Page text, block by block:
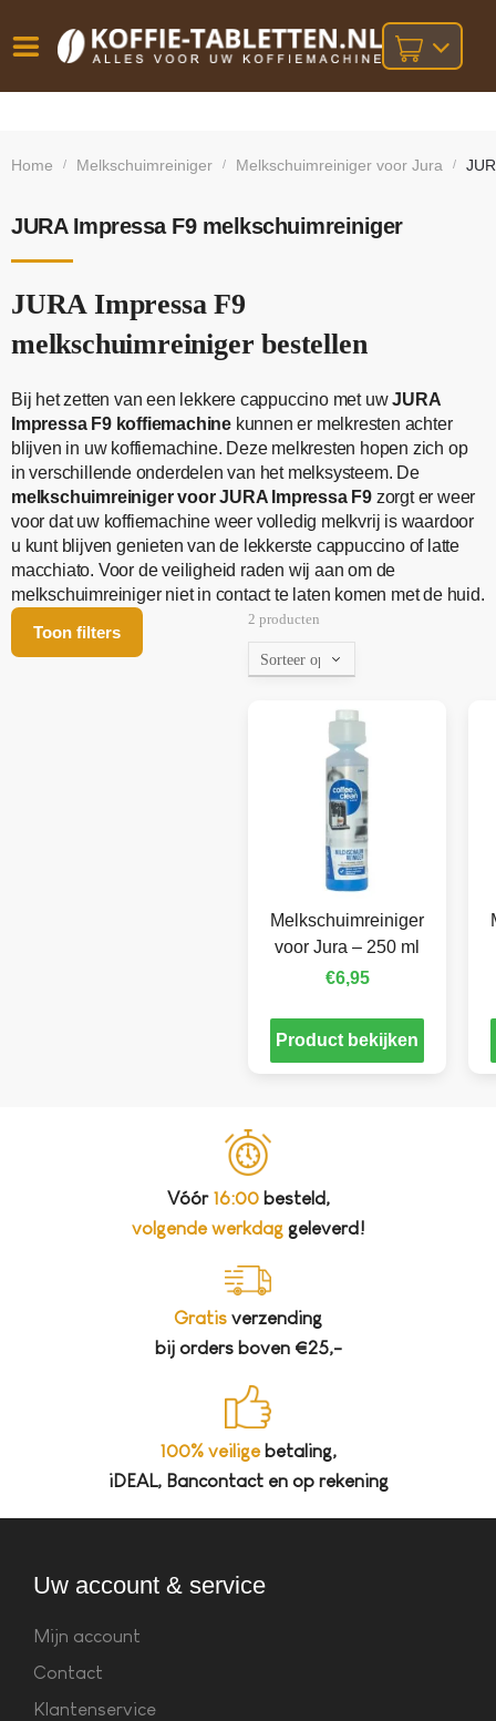
besteld,
bij orders
Home / Melkschuimreiniger / Melkschuimreiniger voor Jura /
JURA Impressa F9 melkschuimreiniger
JURA Impressa F9
melkschuimreiniger bestellen
Bij het zetten van een lekkere cappuccino met uwJURA
Impressa F9 koffiemachine kunnen er melkresten achter
blijven in uw koffiemachine. Deze melkresten hopen zich op
in verschillende onderdelen van het melksysteem. De
melkschuimreiniger voor JURA Impressa F9 zorgt er weer
voor dat uw koffiemachine weer volledig melkvrij is waardoor
u kunt blijven genieten van de lekkerste cappuccino of latte
macchiato. Voor de veiligheid raden wij aan om de
melkschuimreiniger niet in contact te laten komen met de huid.
Toon filters
2 producten
Melkschuimreiniger
voor Jura – 250 ml
€6,95
Product bekijken
Vóór 16:00besteld,
volgende werkdag geleverd!
Gratis verzending
bij orders boven €25,-
100% veiligebetaling,
iDEAL, Bancontact en op rekening
Uw account & service
Mijn account
Contact
Klantenservice